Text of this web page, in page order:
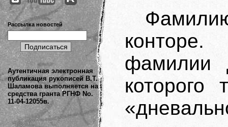
Рассылка новостей
Аутентичная электронная
публикация рукописей В.Т.
Шаламова выполняется на
средства гранта РГНФ No.
11-04-12055в.
фамилии